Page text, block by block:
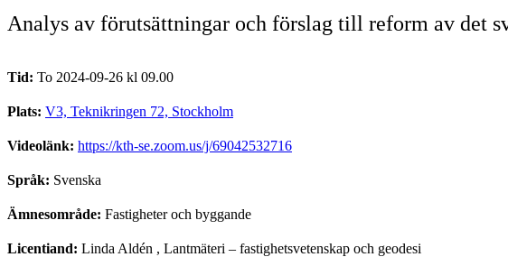
Analys av förutsättningar och förslag till reform av det
Tid: To 2024-09-26 kl 09.00
Plats: V3, Teknikringen 72, Stockholm
Videolänk: https://kth-se.zoom.us/j/69042532716
Språk: Svenska
Ämnesområde: Fastigheter och byggande
Licentiand: Linda Aldén , Lantmäteri – fastighetsvetenskap och geodesi